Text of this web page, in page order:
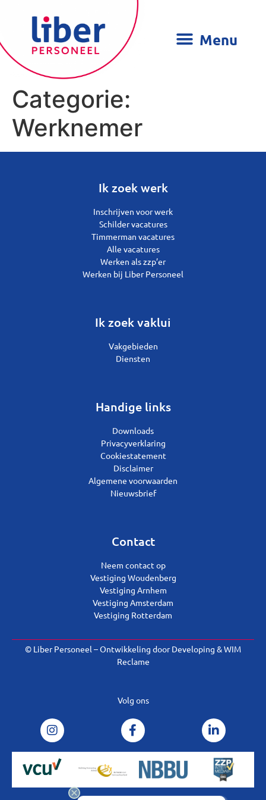
Categorie:
Werknemer
Ik zoek werk
Inschrijven voor werk
Schilder vacatures
Timmerman vacatures
Alle vacatures
Werken als zzp’er
Werken bij Liber Personeel
Ik zoek vaklui
Vakgebieden
Diensten
Handige links
Downloads
Privacyverklaring
Cookiestatement
Disclaimer
Algemene voorwaarden
Nieuwsbrief
Contact
Neem contact op
Vestiging Woudenberg
Vestiging Arnhem
Vestiging Amsterdam
Vestiging Rotterdam
© Liber Personeel – Ontwikkeling doorDeveloping &WIM
Reclame
Volg ons